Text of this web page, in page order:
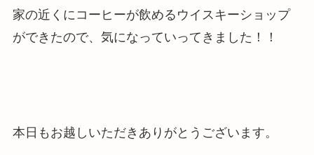
家の近くにコーヒーが飲めるウイスキーショップ
ができたので、気になっていってきました！！
本日もお越しいただきありがとうございます。